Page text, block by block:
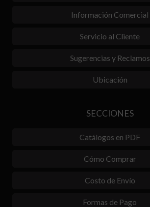
Información Comercial
Servicio al Cliente
Sugerencias y Reclamos
Ubicación
SECCIONES
Catálogos en PDF
Cómo Comprar
Costo de Envío
Formas de Pago